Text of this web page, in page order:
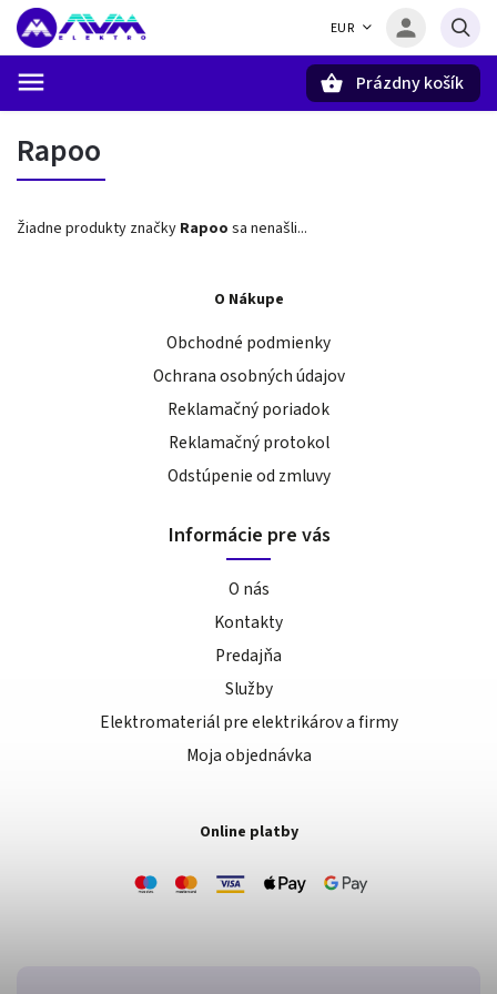
EUR
Prázdny košík
Rapoo
Žiadne produkty značky Rapoo sa nenašli...
O Nákupe
Obchodné podmienky
Ochrana osobných údajov
Reklamačný poriadok
Reklamačný protokol
Odstúpenie od zmluvy
Informácie pre vás
O nás
Kontakty
Predajňa
Služby
Elektromateriál pre elektrikárov a firmy
Moja objednávka
Online platby